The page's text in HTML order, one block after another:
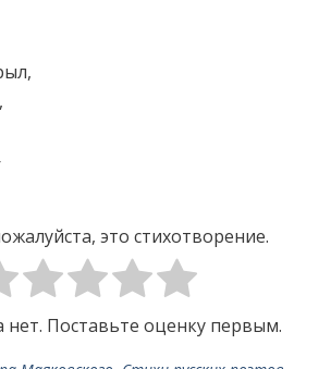
это стихотворение.
Поставьте оценку первым.